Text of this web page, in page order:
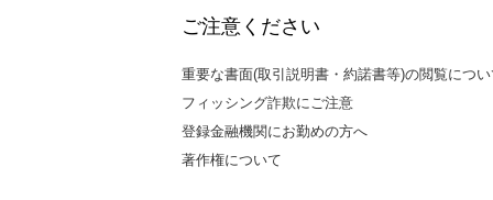
ご注意ください
重要な書面(取引説明書・約諾書等)の閲覧につ
フィッシング詐欺にご注意
登録金融機関にお勤めの方へ
著作権について